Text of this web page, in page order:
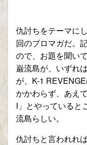
仇討ちをテーマに
回のブロマガだ。
ので、お題を聞い
巌流島が、いずれ
が、K-1
かかわらず、あえ
I」とやっていると
流島らしい。
仇討ちと言われれ